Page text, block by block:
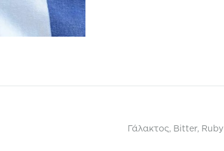
Γάλακτος, Βitter, Ruby